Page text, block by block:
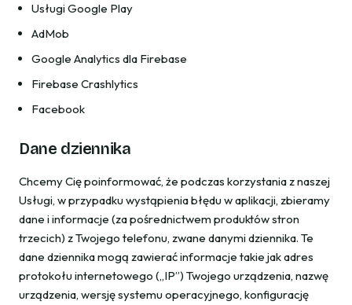
Usługi Google Play
AdMob
Google Analytics dla Firebase
Firebase Crashlytics
Facebook
Dane dziennika
Chcemy Cię poinformować, że podczas korzystania z naszej
Usługi, w przypadku wystąpienia błędu w aplikacji, zbieramy
dane i informacje (za pośrednictwem produktów stron
trzecich) z Twojego telefonu, zwane danymi dziennika. Te
dane dziennika mogą zawierać informacje takie jak adres
protokołu internetowego („IP”) Twojego urządzenia, nazwę
urządzenia, wersję systemu operacyjnego, konfigurację